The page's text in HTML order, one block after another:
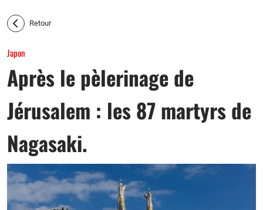
Retour
Japon
Après le pèlerinage de
Jérusalem : les 87 martyrs de
Nagasaki.